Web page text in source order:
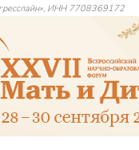
ИНН 7708369172